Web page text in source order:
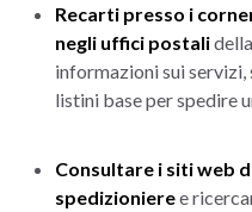
Recarti presso i
negli uffici postali
informazioni sui
listini base per spedire
Consultare i siti web
spedizionieree